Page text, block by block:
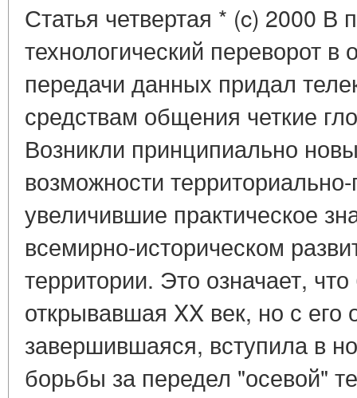
Статья четвертая * (c) 2000 В
технологический переворот в
передачи данных придал
средствам общения четкие
Возникли принципиально
возможности
увеличившие практическое
всемирно-историческом
территории. Это означает,
открывавшая XX век, но с его
завершившаяся, вступила в
борьбы за передел "осевой"